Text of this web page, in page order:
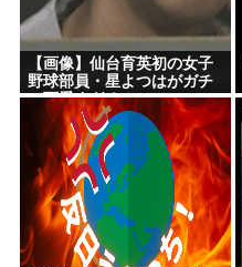
【画像】仙台育英初の女子
野球部員・星よつはがガチ
で可愛すぎる！